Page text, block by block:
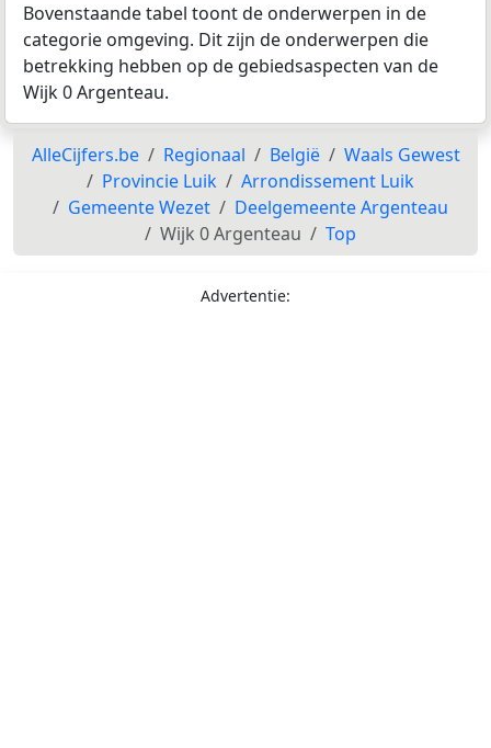
Bovenstaande tabel toont de onderwerpen in de
categorie omgeving. Dit zijn de onderwerpen die
betrekking hebben op de gebiedsaspecten van de
Wijk 0 Argenteau.
AlleCijfers.be Regionaal België
Waals Gewest
Provincie Luik
Arrondissement Luik
Gemeente Wezet
Deelgemeente Argenteau
Wijk 0 Argenteau
Top
Advertentie: